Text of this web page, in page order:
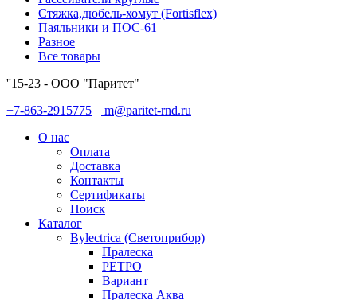
Стяжка,дюбель-хомут (Fortisflex)
Паяльники и ПОС-61
Разное
Все товары
''15-23 - ООО "Паритет"
+7-863-2915775
m@paritet-rnd.ru
О нас
Оплата
Доставка
Контакты
Сертификаты
Поиск
Каталог
Bylectrica (Светоприбор)
Пралеска
РЕТРО
Вариант
Пралеска Аква